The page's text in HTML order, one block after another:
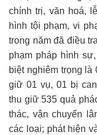
chính trị, văn hoá,
hình tội phạm, vi
trong năm đã điều
phạm pháp hình
biệt nghiêm trọng
giữ 01 vụ, 01 bị
thu giữ 535 quả
thác, vận chuyển
các loại; phát hiện